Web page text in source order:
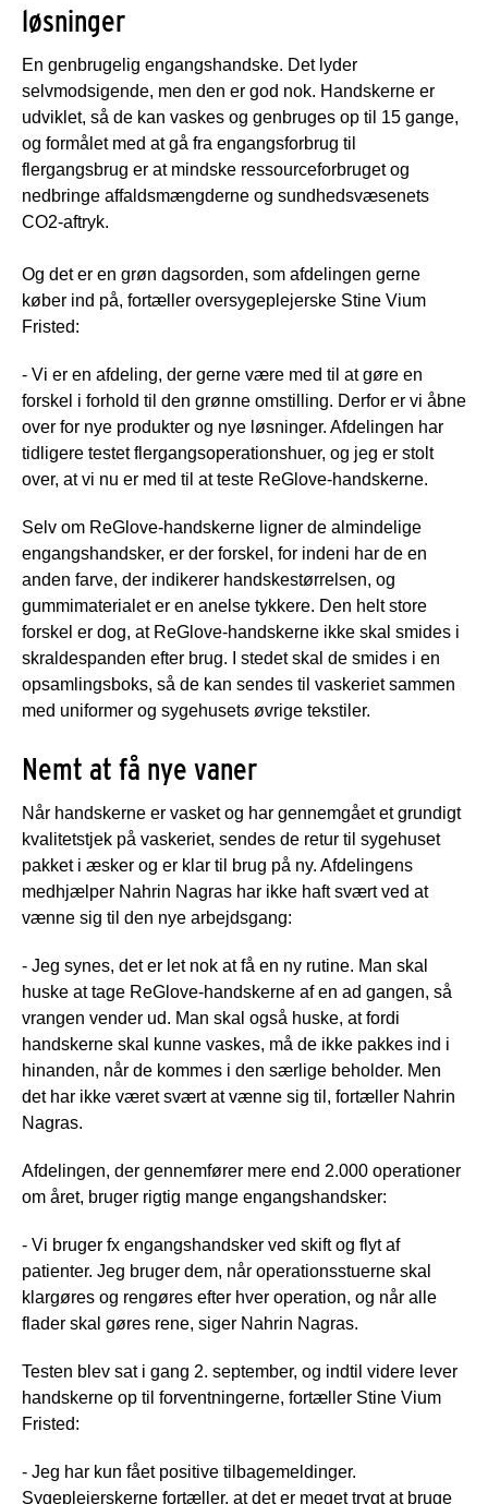
løsninger
En genbrugelig engangshandske. Det lyder
selvmodsigende, men den er god nok. Handskerne er
udviklet, så de kan vaskes og genbruges op til 15 gange,
og formålet med at gå fra engangsforbrug til
flergangsbrug er at mindske ressourceforbruget og
nedbringe affaldsmængderne og sundhedsvæsenets
CO2-aftryk.
Og det er en grøn dagsorden, som afdelingen gerne
køber ind på, fortæller oversygeplejerske Stine Vium
Fristed:
- Vi er en afdeling, der gerne være med til at gøre en
forskel i forhold til den grønne omstilling. Derfor er vi åbne
over for nye produkter og nye løsninger. Afdelingen har
tidligere testet flergangsoperationshuer, og jeg er stolt
over, at vi nu er med til at teste ReGlove-handskerne.
Selv om ReGlove-handskerne ligner de almindelige
engangshandsker, er der forskel, for indeni har de en
anden farve, der indikerer handskestørrelsen, og
gummimaterialet er en anelse tykkere. Den helt store
forskel er dog, at ReGlove-handskerne ikke skal smides i
skraldespanden efter brug. I stedet skal de smides i en
opsamlingsboks, så de kan sendes til vaskeriet sammen
med uniformer og sygehusets øvrige tekstiler.
Nemt at få nye vaner
Når handskerne er vasket og har gennemgået et grundigt
kvalitetstjek på vaskeriet, sendes de retur til sygehuset
pakket i æsker og er klar til brug på ny. Afdelingens
medhjælper Nahrin Nagras har ikke haft svært ved at
vænne sig til den nye arbejdsgang:
- Jeg synes, det er let nok at få en ny rutine. Man skal
huske at tage ReGlove-handskerne af en ad gangen, så
vrangen vender ud. Man skal også huske, at fordi
handskerne skal kunne vaskes, må de ikke pakkes ind i
hinanden, når de kommes i den særlige beholder. Men
det har ikke været svært at vænne sig til, fortæller Nahrin
Nagras.
Afdelingen, der gennemfører mere end 2.000 operationer
om året, bruger rigtig mange engangshandsker:
- Vi bruger fx engangshandsker ved skift og flyt af
patienter. Jeg bruger dem, når operationsstuerne skal
klargøres og rengøres efter hver operation, og når alle
flader skal gøres rene, siger Nahrin Nagras.
Testen blev sat i gang 2. september, og indtil videre lever
handskerne op til forventningerne, fortæller Stine Vium
Fristed:
- Jeg har kun fået positive tilbagemeldinger.
Sygeplejerskerne fortæller, at det er meget trygt at bruge